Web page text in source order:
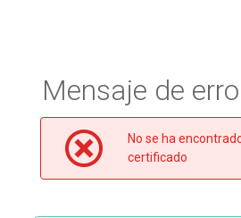
Mensaje de
No se ha
certificado